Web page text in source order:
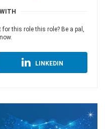
this role this role? Be a pal,
LINKEDIN